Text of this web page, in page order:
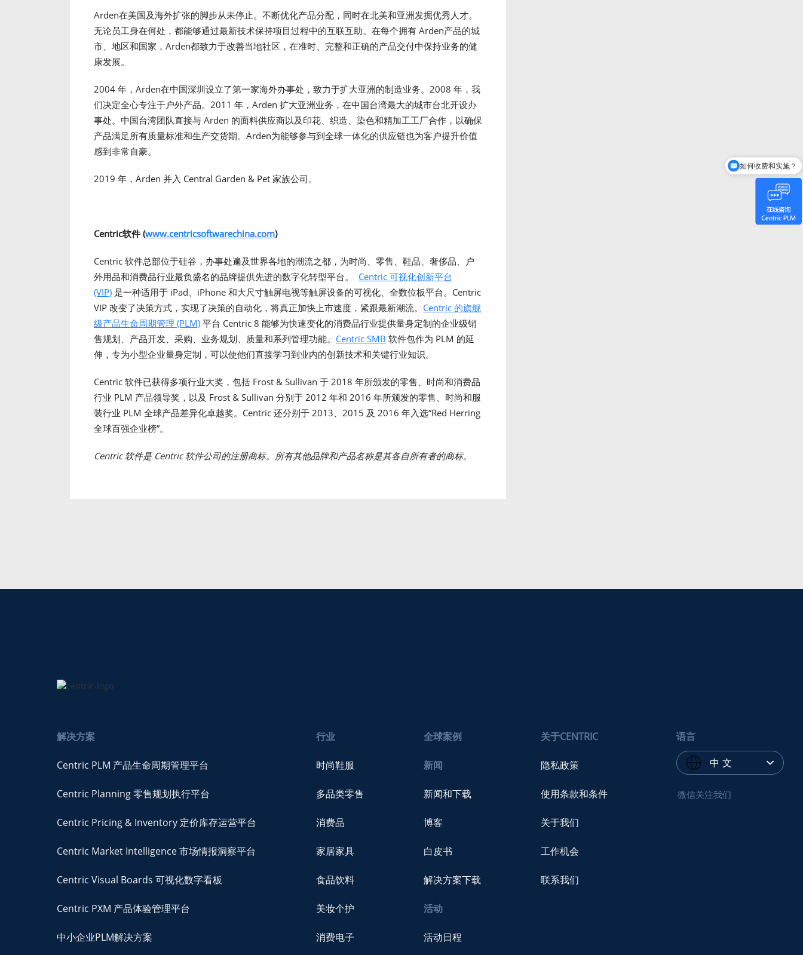
Arden在美国及海外扩张的脚步从未停止。不断优化产品分配，同时在北美和亚洲发掘优秀人才。
无论员工身在何处，都能够通过最新技术保持项目过程中的互联互助。在每个拥有 Arden产品的城
市、地区和国家，Arden都致力于改善当地社区，在准时、完整和正确的产品交付中保持业务的健
康发展。
2004 年，Arden在中国深圳设立了第一家海外办事处，致力于扩大亚洲的制造业务。2008 年，我
们决定全心专注于户外产品。2011 年，Arden 扩大亚洲业务，在中国台湾最大的城市台北开设办
事处。中国台湾团队直接与 Arden 的面料供应商以及印花、织造、染色和精加工工厂合作，以确保
产品满足所有质量标准和生产交货期。Arden为能够参与到全球一体化的供应链也为客户提升价值
感到非常自豪。
2019 年，Arden 并入 Central Garden & Pet 家族公司。
Centric软件 (www.centricsoftwarechina.com)
Centric 软件总部位于硅谷，办事处遍及世界各地的潮流之都，为时尚、零售、鞋品、奢侈品、户
外用品和消费品行业最负盛名的品牌提供先进的数字化转型平台。 Centric 可视化创新平台
(VIP) 是一种适用于 iPad、iPhone 和大尺寸触屏电视等触屏设备的可视化、全数位板平台。Centric
VIP 改变了决策方式，实现了决策的自动化，将真正加快上市速度，紧跟最新潮流。 Centric 的旗舰
级产品生命周期管理 (PLM) 平台 Centric 8 能够为快速变化的消费品行业提供量身定制的企业级销
售规划、产品开发、采购、业务规划、质量和系列管理功能。 Centric SMB 软件包作为 PLM 的延
伸，专为小型企业量身定制，可以使他们直接学习到业内的创新技术和关键行业知识。
Centric 软件已获得多项行业大奖，包括 Frost & Sullivan 于 2018 年所颁发的零售、时尚和消费品
行业 PLM 产品领导奖，以及 Frost & Sullivan 分别于 2012 年和 2016 年所颁发的零售、时尚和服
装行业 PLM 全球产品差异化卓越奖。Centric 还分别于 2013、2015 及 2016 年入选“Red Herring
全球百强企业榜”。
Centric 软件是 Centric 软件公司的注册商标。所有其他品牌和产品名称是其各自所有者的商标。
解决方案
Centric PLM 产品生命周期管理平台
Centric Planning 零售规划执行平台
Centric Pricing & Inventory 定价库存运营平台
Centric Market Intelligence 市场情报洞察平台
Centric Visual Boards 可视化数字看板
Centric PXM 产品体验管理平台
中小企业PLM解决方案
行业
时尚鞋服
多品类零售
消费品
家居家具
食品饮料
美妆个护
消费电子
全球案例
新闻
新闻和下载
博客
白皮书
解决方案下载
活动
活动日程
关于CENTRIC
隐私政策
使用条款和条件
关于我们
工作机会
联系我们
语言
中 文
微信关注我们
如何收费和实施？